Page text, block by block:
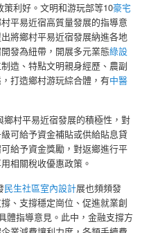
利好。文明和游玩部等10豪宅
平易近宿高質量發展的指導意
將鄉村平易近宿發展納進各地
發為紐帶，開展多元業態綠設
造、特點文明親身經歷、農副
打造鄉村游玩綜合體，有中醫
村平易近宿發展的積極性，對
可給予資金補貼或供給貼息貸
給予資金獎勵，對返鄉進行平
相關稅收優惠政策。
民生社區室內設計展也頻頻發
、支撐穩定崗位、促進就業創
體指導意見。此中，金融支撐方